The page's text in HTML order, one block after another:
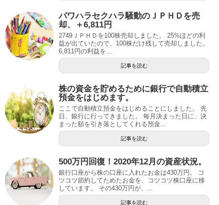
パワハラセクハラ騒動のＪＰＨＤを売
却、＋6,811円
2749ＪＰＨＤを100株売却しました。 25%ほどの利
益が出ていたので、100株だけ残して売却しました。
6,811円の利益を...
記事を読む
株の資金を貯めるために銀行で自動積立
預金をはじめます。
ここで自動積立預金をはじめることにしました。 先
日、銀行に行ってきました。 毎月決まった日に、決
まった額を引き落としてくれる預金...
記事を読む
500万円回復！2020年12月の資産状況。
銀行口座から株の口座に入れたお金は430万円。 コ
ツコツ節約してためたお金を、コツコツ株口座に移
しています。 その430万円が、...
記事を読む